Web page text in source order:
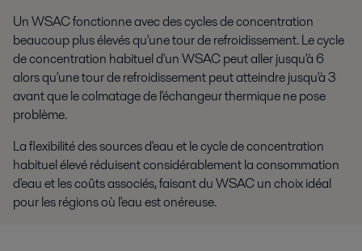
Un WSAC fonctionne avec des cycles de concentration
beaucoup plus élevés qu'une tour de refroidissement. Le cycle
de concentration habituel d'un WSAC peut aller jusqu'à 6
alors qu'une tour de refroidissement peut atteindre jusqu'à 3
avant que le colmatage de l'échangeur thermique ne pose
problème.
La flexibilité des sources d'eau et le cycle de concentration
habituel élevé réduisent considérablement la consommation
d'eau et les coûts associés, faisant du WSAC un choix idéal
pour les régions où l'eau est onéreuse.